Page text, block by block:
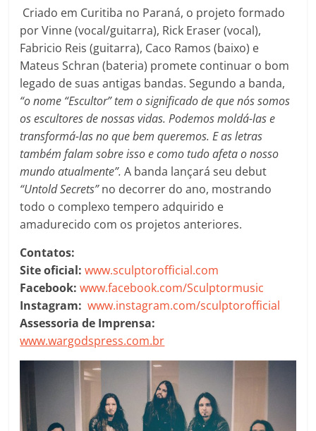
Criado em Curitiba no Paraná, o projeto formado
por Vinne (vocal/guitarra), Rick Eraser (vocal),
Fabricio Reis (guitarra), Caco Ramos (baixo) e
Mateus Schran (bateria) promete continuar o bom
legado de suas antigas bandas. Segundo a banda,
“o nome “Escultor” tem o significado de que nós somos
os escultores de nossas vidas. Podemos moldá-las e
transformá-las no que bem queremos. E as letras
também falam sobre isso e como tudo afeta o nosso
mundo atualmente”.A banda lançará seu debut
“Untold Secrets”no decorrer do ano, mostrando
todo o complexo tempero adquirido e
amadurecido com os projetos anteriores.
Contatos:
Site oficial:www.sculptorofficial.com
Facebook:www.facebook.com/Sculptormusic
Instagram: www.instagram.com/sculptorofficial
Assessoria de Imprensa:
www.wargodspress.com.br